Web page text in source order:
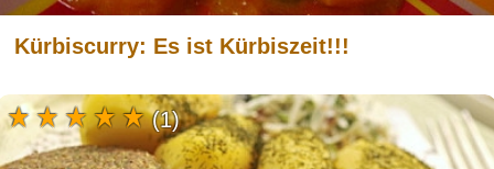
Kürbiscurry: Es ist Kürbiszeit!!!
(1)